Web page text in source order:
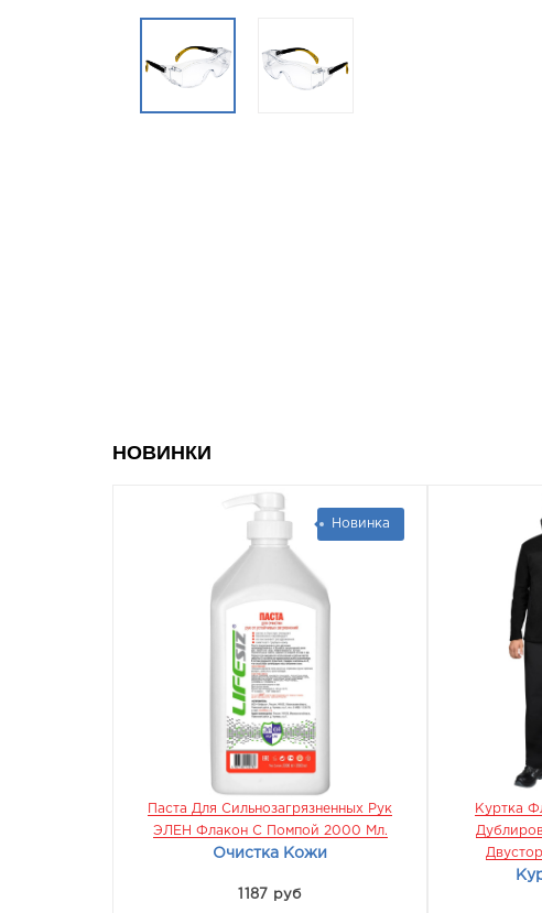
НОВИНКИ
Сильнозагрязненных Рук
С Помпой 2000 Мл.
Куртка Флисовая ТЕХНО (флис
Дублированный) Черная. Флис"
Двусторонний С Мембраной,